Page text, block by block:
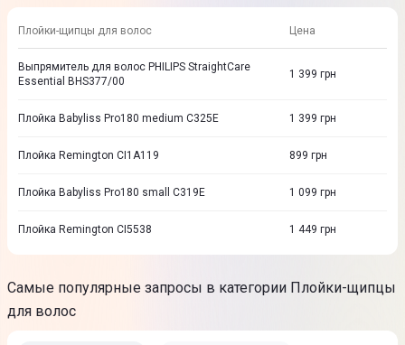
Плойки-щипцы для волос Цена
Выпрямитель для волос PHILIPS StraightCare
Essential BHS377/00
1 399 грн
Плойка Babyliss Pro180 medium C325E 1 399 грн
Плойка Remington CI1A119 899 грн
Плойка Babyliss Pro180 small C319E 1 099 грн
Плойка Remington CI5538 1 449 грн
Самые популярные запросы в категории Плойки-щипцы
для волос